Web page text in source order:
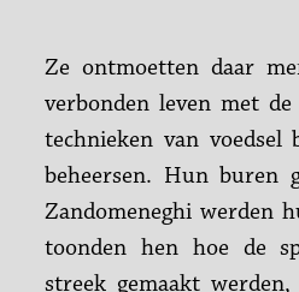
Ze ontmoetten daar
verbonden leven met
technieken van voedsel
beheersen. Hun buren
Zandomeneghi werden
toonden hen hoe de
streek gemaakt